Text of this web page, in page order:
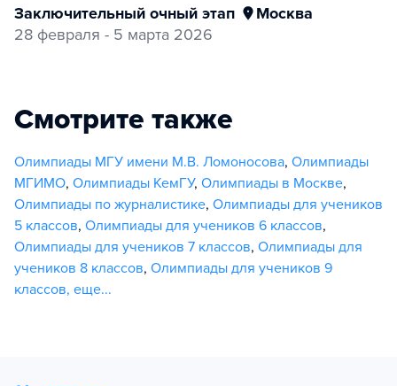
заключительный очный этап
Москва
28 февраля - 5 марта 2026
Смотрите также
Олимпиады МГУ имени М.В. Ломоносова, Олимпиады
МГИМО, Олимпиады КемГУ, Олимпиады в Москве,
Олимпиады по журналистике, Олимпиады для учеников
5 классов, Олимпиады для учеников 6 классов,
Олимпиады для учеников 7 классов, Олимпиады для
учеников 8 классов, Олимпиады для учеников 9
классов, еще...